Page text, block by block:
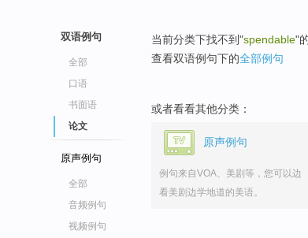
双语例句
全部
口语
书面语
论文
原声例句
全部
音频例句
视频例句
当前分类下找不到"spendable"
查看双语例句下的全部例句
或者看看其他分类：
原声例句
例句来自VOA、美剧等，您可以边
看美剧边学地道的美语。